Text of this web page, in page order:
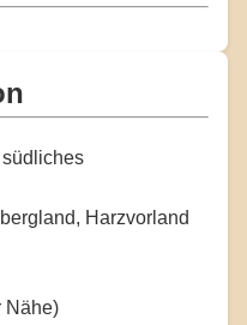
Harzvorland
Nähe)